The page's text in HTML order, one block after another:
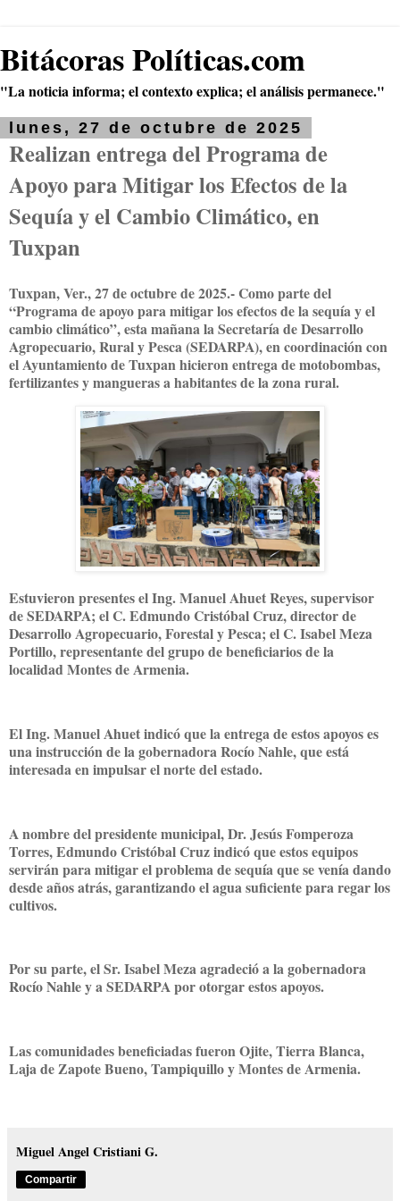
Bitácoras Políticas.com
"La noticia informa; el contexto explica; el análisis permanece."
lunes, 27 de octubre de 2025
Realizan entrega del Programa de
Apoyo para Mitigar los Efectos de la
Sequía y el Cambio Climático, en
Tuxpan
Tuxpan, Ver., 27 de octubre de 2025.- Como parte del
“Programa de apoyo para mitigar los efectos de la sequía y el
cambio climático”, esta mañana la Secretaría de Desarrollo
Agropecuario, Rural y Pesca (SEDARPA), en coordinación con
el Ayuntamiento de Tuxpan hicieron entrega de motobombas,
fertilizantes y mangueras a habitantes de la zona rural.
Estuvieron presentes el Ing. Manuel Ahuet Reyes, supervisor
de SEDARPA; el C. Edmundo Cristóbal Cruz, director de
Desarrollo Agropecuario, Forestal y Pesca; el C. Isabel Meza
Portillo, representante del grupo de beneficiarios de la
localidad Montes de Armenia.
El Ing. Manuel Ahuet indicó que la entrega de estos apoyos es
una instrucción de la gobernadora Rocío Nahle, que está
interesada en impulsar el norte del estado.
A nombre del presidente municipal, Dr. Jesús Fomperoza
Torres, Edmundo Cristóbal Cruz indicó que estos equipos
servirán para mitigar el problema de sequía que se venía dando
desde años atrás, garantizando el agua suficiente para regar los
cultivos.
Por su parte, el Sr. Isabel Meza agradeció a la gobernadora
Rocío Nahle y a SEDARPA por otorgar estos apoyos.
Las comunidades beneficiadas fueron Ojite, Tierra Blanca,
Laja de Zapote Bueno, Tampiquillo y Montes de Armenia.
Miguel Angel Cristiani G.
Compartir